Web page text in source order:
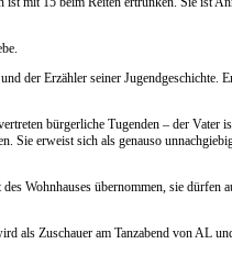
der Erzähler seiner Jugendgeschichte.
bürgerliche Tugenden – der Vater
Sie erweist sich als genauso
Wohnhauses übernommen, sie dürfen
als Zuschauer am Tanzabend von AL